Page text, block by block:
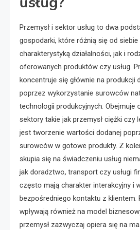
Przemysł i sektor usług to dwa
gospodarki, które różnią się od
charakterystyką działalności, jak i
oferowanych produktów czy usług.
koncentruje się głównie na produkcji
poprzez wykorzystanie surowców
technologii produkcyjnych. Obejmuje
sektory takie jak przemysł ciężki czy
jest tworzenie wartości dodanej
surowców w gotowe produkty. Z
skupia się na świadczeniu usług
jak doradztwo, transport czy usługi
często mają charakter interakcyjny i
bezpośredniego kontaktu z klientem.
wpływają również na model
przemysł zazwyczaj opiera się na